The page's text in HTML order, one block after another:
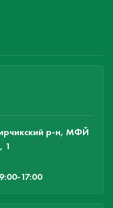
р-н, МФЙ
1
17:00